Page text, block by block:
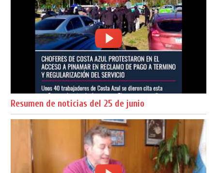
Resumen de noticias del 25 de junio